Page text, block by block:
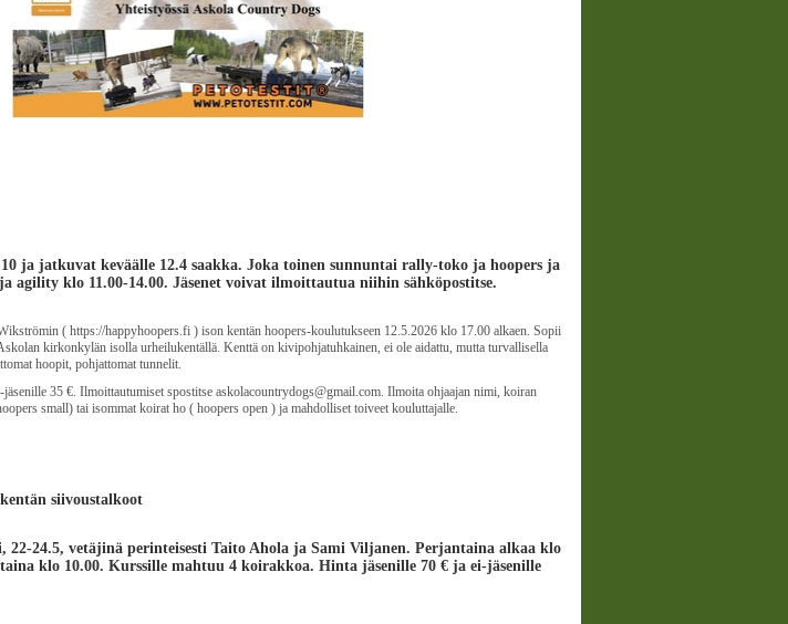
ja jatkuvat keväälle 12.4 saakka. Joka toinen sunnuntai rally-toko ja hoopers ja
agility klo 11.00-14.00. Jäsenet voivat ilmoittautua niihin sähköpostitse.
( https://happyhoopers.fi ) ison kentän hoopers-koulutukseen 12.5.2026 klo 17.00 alkaen. Sopii
kirkonkylän isolla urheilukentällä. Kenttä on kivipohjatuhkainen, ei ole aidattu, mutta turvallisella
hoopit, pohjattomat tunnelit.
35 €. Ilmoittautumiset spostitse askolacountrydogs@gmail.com. Ilmoita ohjaajan nimi, koiran
small) tai isommat koirat ho ( hoopers open ) ja mahdolliset toiveet kouluttajalle.
siivoustalkoot
22-24.5, vetäjinä perinteisesti Taito Ahola ja Sami Viljanen. Perjantaina alkaa klo
klo 10.00. Kurssille mahtuu 4 koirakkoa. Hinta jäsenille 70 € ja ei-jäsenille